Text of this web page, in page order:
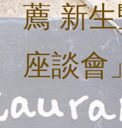
薦 新
座談會